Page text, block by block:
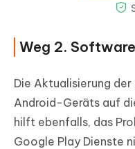
Weg 2.
Die Aktualisierung
Android-Geräts auf
hilft ebenfalls, das
Google Play Dienste